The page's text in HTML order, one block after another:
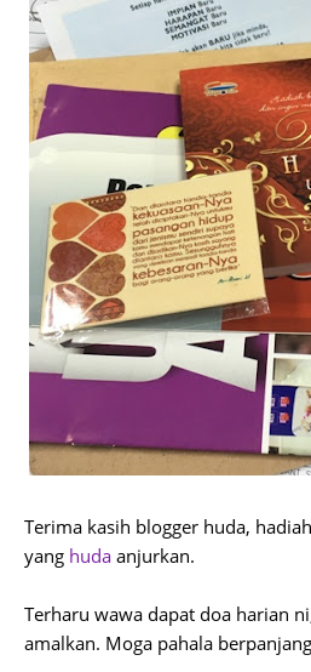
Terima kasih blogger huda,
yang huda anjurkan.
Terharu wawa dapat doa harian
amalkan. Moga pahala